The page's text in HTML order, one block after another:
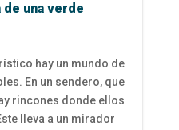
una verde
hay un mundo de
En un sendero, que
rincones donde ellos
lleva a un mirador